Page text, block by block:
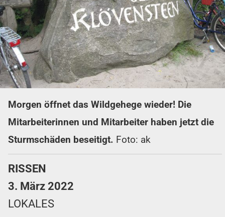
Morgen öffnet das Wildgehege wieder! Die
Mitarbeiterinnen und Mitarbeiter haben jetzt die
Sturmschäden beseitigt. Foto: ak
RISSEN
3. März 2022
LOKALES